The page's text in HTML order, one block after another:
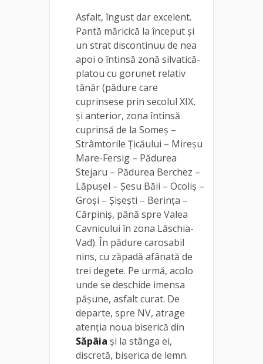
Asfalt, îngust dar excelent.
Pantă măricică la început și
un strat discontinuu de nea
apoi o întinsă zonă silvatică-
platou cu gorunet relativ
tânăr (pădure care
cuprinsese prin secolul XIX,
și anterior, zona întinsă
cuprinsă de la Someș –
Strâmtorile Țicăului – Mireșu
Mare-Fersig – Pădurea
Stejaru – Pădurea Berchez –
Lăpușel – Șesu Băii – Ocoliș –
Groși – Șișești – Berința –
Cărpiniș, până spre Valea
Cavnicului în zona Lăschia-
Vad). În pădure carosabil
nins, cu zăpadă afânată de
trei degete. Pe urmă, acolo
unde se deschide imensa
pășune, asfalt curat. De
departe, spre NV, atrage
atenția noua biserică din
Săpâia și la stânga ei,
discretă, biserica de lemn.